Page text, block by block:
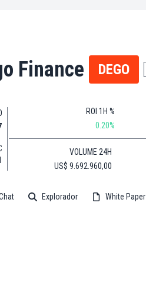
Finance DEGO
ROI 1H %
0.20%
VOLUME 24H
US$ 9.692.960,00
Explorador White Paper